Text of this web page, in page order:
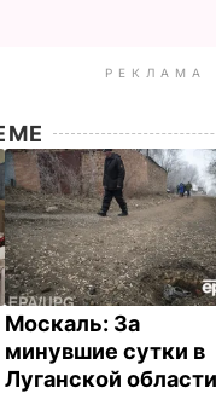
РЕКЛАМА
Москаль: За
минувшие сутки в
Луганской области